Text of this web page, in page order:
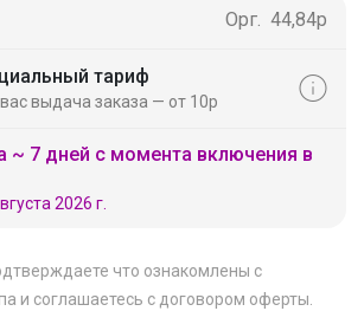
Орг. 44,84р
тариф
выдача заказа — от 10р
~ 7 дней с момента включения в
2026 г.
что ознакомлены с
и соглашаетесь с договором оферты